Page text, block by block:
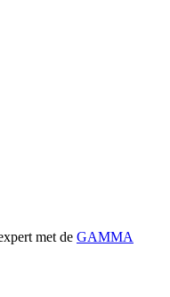
met de GAMMA